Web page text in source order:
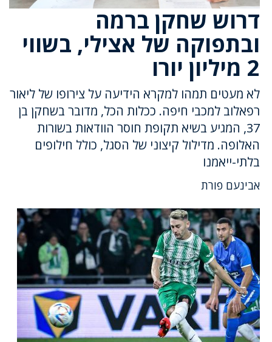
דרוש שחקן ברמה
ובתפוקה של אצילי, בשווי
2 מיליון יורו
לא מעטים תמהו למקרא הידיעה על צירופו של ליאור
רפאלוב למכבי חיפה. ככלות הכל, מדובר בשחקן בן
37, המגיע בשיא תקופת חוסר הוודאות בשורות
האלופה. מדילול קיצוני של הסגל, כולל חילופים
בלתי-ייאמנו
אבינעם פורת